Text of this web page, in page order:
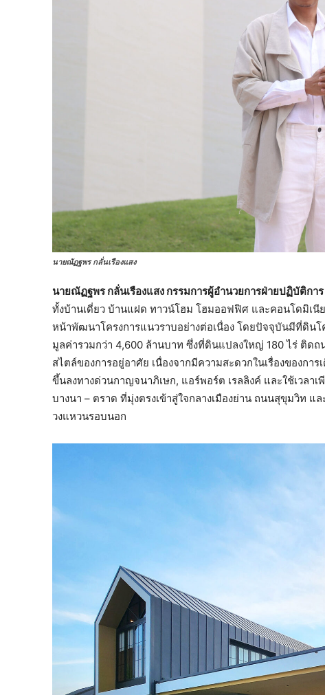
นายณัฏฐพร กลั่นเรืองแสง
นายณัฏฐพร กลั่นเรืองแสง กรรมการผู้อำนวยการฝ่ายปฏิบัติกา
ทั้งบ้านเดี่ยว บ้านแฝด ทาวน์โฮม โฮมออฟฟิศ และคอนโดมิเนี
หน้าพัฒนาโครงการแนวราบอย่างต่อเนื่อง โดยปัจจุบันมีที่ดิน
มูลค่ารวมกว่า 4,600 ล้านบาท ซึ่งที่ดินแปลงใหญ่ 180 ไร่ ติด
สไตล์ของการอยู่อาศัย เนื่องจากมีความสะดวกในเรื่องของกา
ขึ้นลงทางด่วนกาญจนาภิเษก, แอร์พอร์ต เรลลิงค์ และใช้เวล
บางนา – ตราด ที่มุ่งตรงเข้าสู่ใจกลางเมืองย่าน ถนนสุขุมวิท
วงแหวนรอบนอก